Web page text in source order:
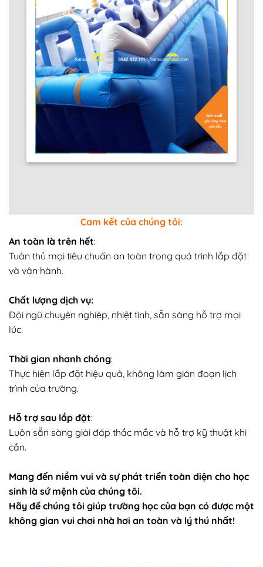
Cam kết của chúng tôi:
An toàn là trên hết:
Tuân thủ mọi tiêu chuẩn an toàn trong quá trình lắp đặt
và vận hành.
Chất lượng dịch vụ:
Đội ngũ chuyên nghiệp, nhiệt tình, sẵn sàng hỗ trợ mọi
lúc.
Thời gian nhanh chóng:
Thực hiện lắp đặt hiệu quả, không làm gián đoạn lịch
trình của trường.
Hỗ trợ sau lắp đặt:
Luôn sẵn sàng giải đáp thắc mắc và hỗ trợ kỹ thuật khi
cần.
Mang đến niềm vui và sự phát triển toàn diện cho học
sinh là sứ mệnh của chúng tôi.
Hãy để chúng tôi giúp trường học của bạn có được một
không gian vui chơi nhà hơi an toàn và lý thú nhất!